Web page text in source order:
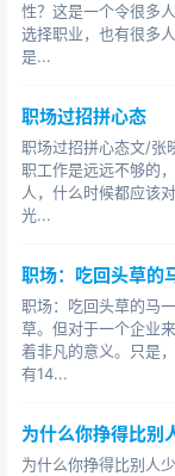
性？这是一个令很多
选择职业，也有很多
是...
职场过招拼心态
职场过招拼心态文/张
职工作是远远不够的
人，什么时候都应该
光...
职场：吃回头草的
职场：吃回头草的马
草。但对于一个企业
着非凡的意义。只是
有14...
为什么你挣得比别
为什么你挣得比别人